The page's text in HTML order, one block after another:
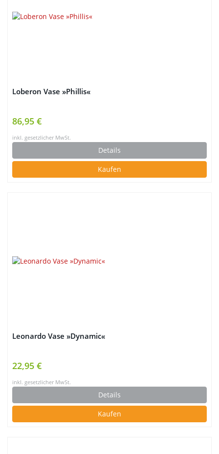
Loberon Vase »Phillis«
86,95 €
inkl. gesetzlicher MwSt.
Details
Kaufen
Leonardo Vase »Dynamic«
22,95 €
inkl. gesetzlicher MwSt.
Details
Kaufen